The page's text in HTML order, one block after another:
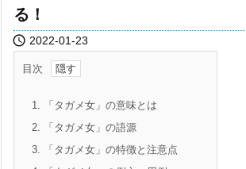
る！
 2022-01-23
目次
1. 「タガメ女」の意味とは
2. 「タガメ女」の語源
3. 「タガメ女」の特徴と注意点